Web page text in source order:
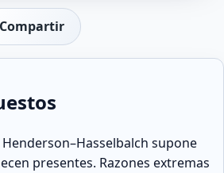
Compartir
supone
presentes. Razones extremas